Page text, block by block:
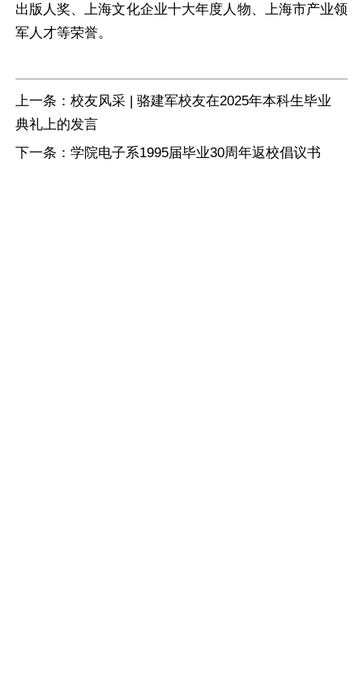
出版人奖、上海文化企业十大年度人物、上海市产业领
军人才等荣誉。
上一条： 校友风采 | 骆建军校友在2025年本科生毕业
典礼上的发言
下一条： 学院电子系1995届毕业30周年返校倡议书